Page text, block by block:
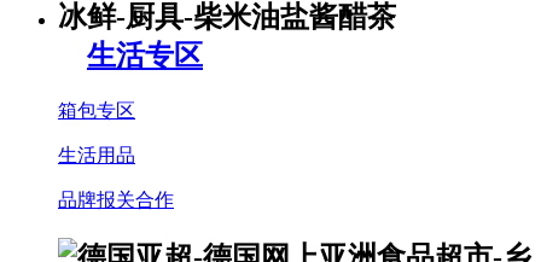
生活专区
箱包专区
生活用品
品牌报关合作